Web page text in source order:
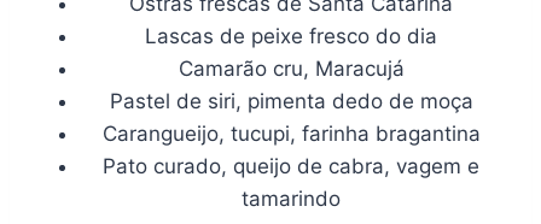
Lascas de peixe fresco do dia
Camarão cru, Maracujá
Pastel de siri, pimenta dedo de moça
Carangueijo, tucupi, farinha bragantina
Pato curado, queijo de cabra, vagem e
tamarindo